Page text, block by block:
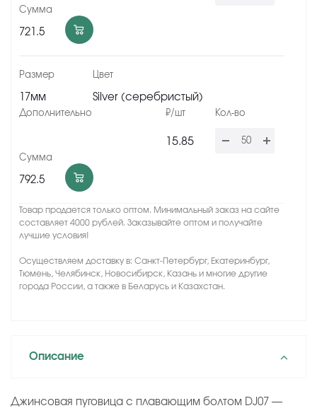
721.5
17мм Silver (серебристый)
15.85
792.5
Товар продается только оптом. Минимальный заказ на сайте
составляет 4000 рублей. Заказывайте оптом и получайте
лучшие условия!
Осуществляем доставку в: Санкт-Петербург, Екатеринбург,
Тюмень, Челябинск, Новосибирск, Казань и многие другие
города России, а также в Беларусь и Казахстан.
Описание
Джинсовая пуговица с плавающим болтом DJ07 —